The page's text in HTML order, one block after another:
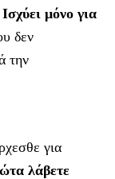
Ισχύει μόνο για
δεν
την
για
λάβετε